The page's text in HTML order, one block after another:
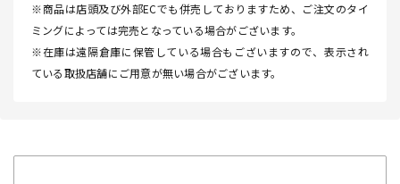
※商品は店頭及び外部ECでも併売しておりますため、ご注文のタイ
ミングによっては完売となっている場合がございます。
※在庫は遠隔倉庫に保管している場合もございますので、表示され
ている取扱店舗にご用意が無い場合がございます。